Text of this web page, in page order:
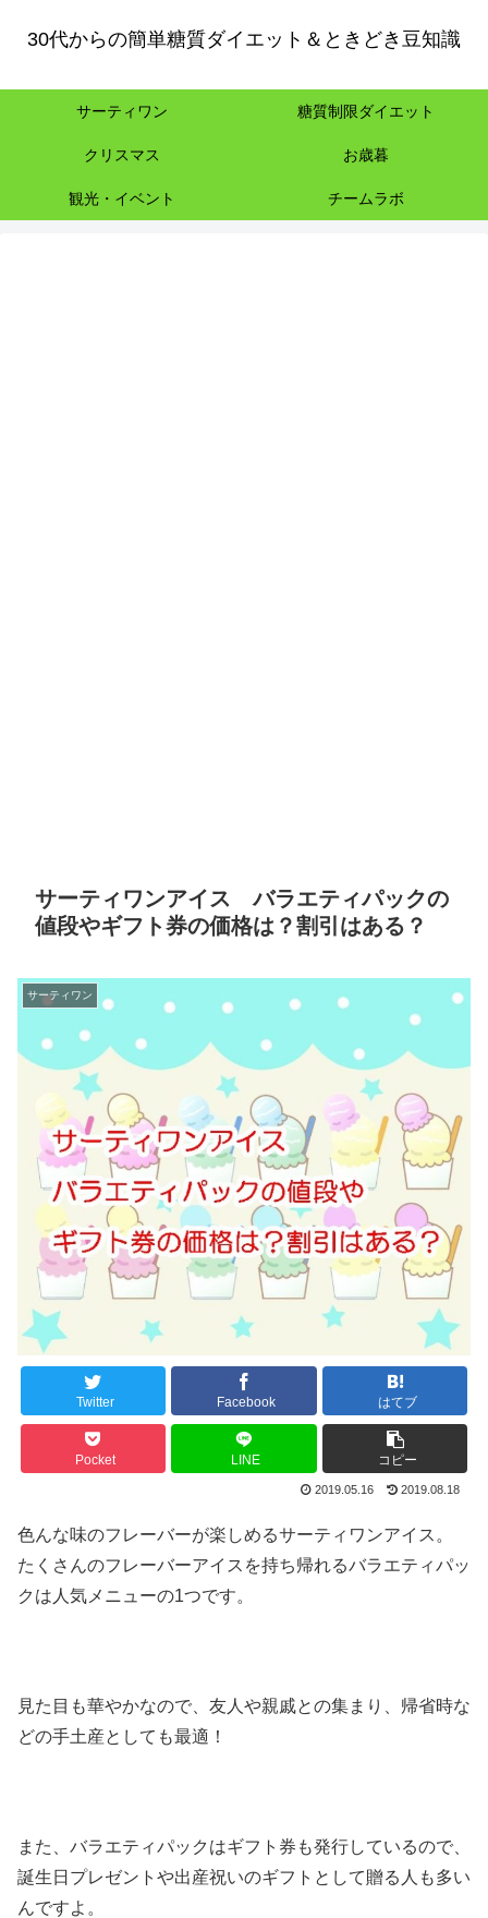
30代からの簡単糖質ダイエット＆ときどき豆知識
サーティワン 糖質制限ダイエット
クリスマス お歳暮
観光・イベント チームラボ
サーティワンアイス バラエティパックの
値段やギフト券の価格は？割引はある？
サーティワン
Twitter Facebook はてブ
Pocket LINE コピー
2019.05.16 2019.08.18
色んな味のフレーバーが楽しめるサーティワンアイス。
たくさんのフレーバーアイスを持ち帰れるバラエティパッ
クは人気メニューの1つです。
見た目も華やかなので、友人や親戚との集まり、帰省時な
どの手土産としても最適！
また、バラエティパックはギフト券も発行しているので、
誕生日プレゼントや出産祝いのギフトとして贈る人も多い
んですよ。